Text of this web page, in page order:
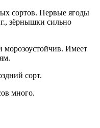
сортов. Первые ягоды
зёрнышки сильно
морозоустойчив. Имеет
сорт.
много.